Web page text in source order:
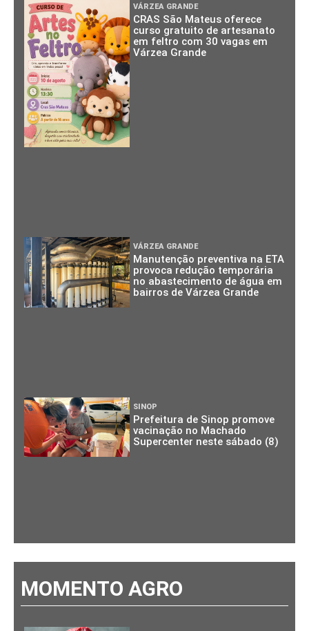
VÁRZEA GRANDE
CRAS São Mateus oferece
curso gratuito de artesanato
em feltro com 30 vagas em
Várzea Grande
VÁRZEA GRANDE
Manutenção preventiva na ETA
provoca redução temporária
no abastecimento de água em
bairros de Várzea Grande
SINOP
Prefeitura de Sinop promove
vacinação no Machado
Supercenter neste sábado (8)
MOMENTO AGRO